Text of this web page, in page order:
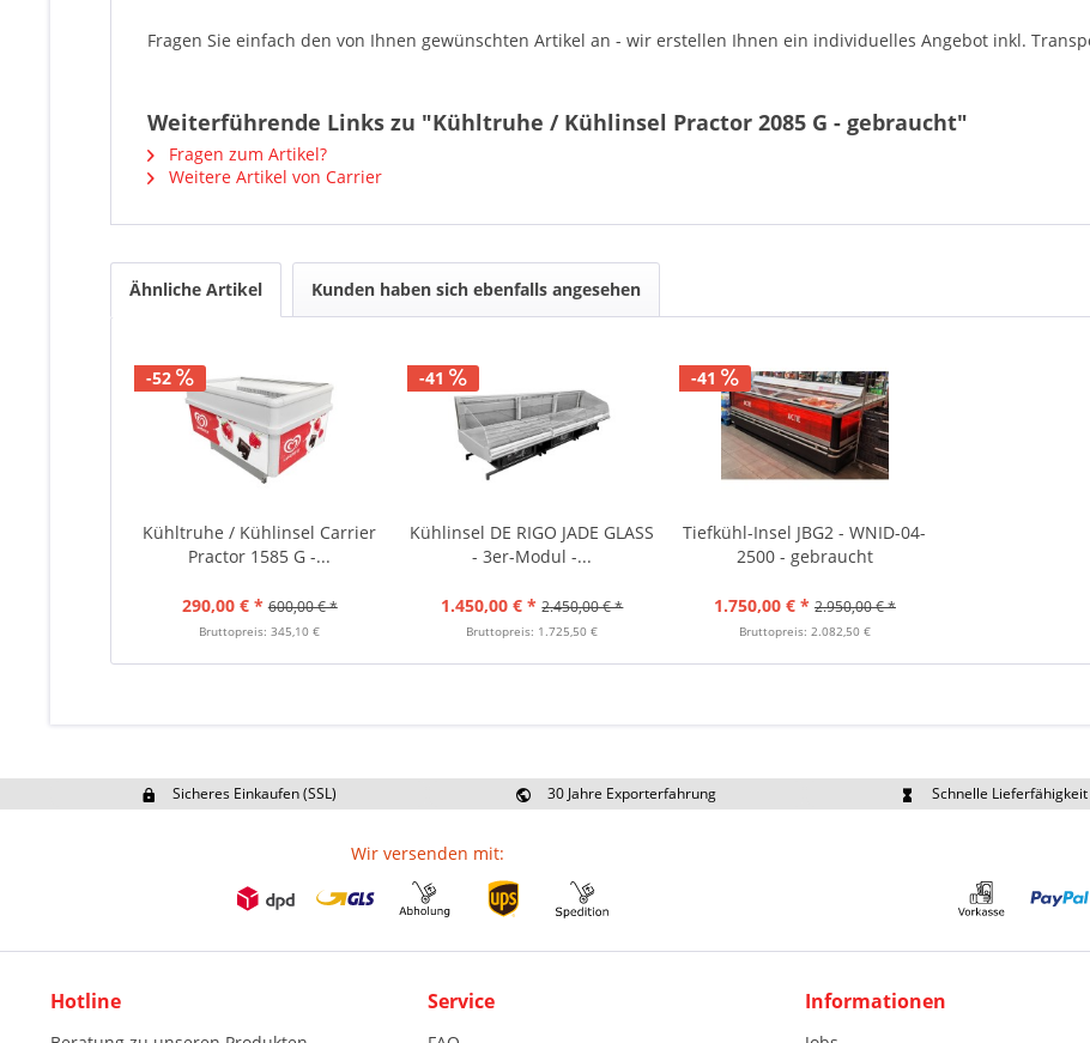
Fragen Sie einfach den von Ihnen gewünschten Artikel an - wir erstellen Ihnen ein individuelles Angebot inkl.
Weiterführende Links zu "Kühltruhe / Kühlinsel Practor 2085 G - gebraucht"
Fragen zum Artikel?
Weitere Artikel von Carrier
Ähnliche Artikel Kunden haben sich ebenfalls angesehen
-52
Kühltruhe / Kühlinsel Carrier
Practor 1585 G -...
290,00 € * 600,00 € *
Bruttopreis: 345,10 €
-41
Kühlinsel DE RIGO JADE GLASS
- 3er-Modul -...
1.450,00 € * 2.450,00 € *
Bruttopreis: 1.725,50 €
-41
Tiefkühl-Insel JBG2 - WNID-04-
2500 - gebraucht
1.750,00 € * 2.950,00 € *
Bruttopreis: 2.082,50 €
Sicheres Einkaufen (SSL)
30 Jahre Exporterfahrung
Schnelle Lieferfähigkeit
Wir versenden mit:
Hotline Service Informationen